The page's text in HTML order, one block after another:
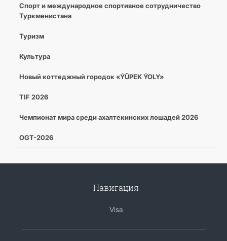
Спорт и международное спортивное сотрудничество
Туркменистана
Туризм
Культура
Новый коттеджный городок «ÝÜPEK ÝOLY»
TIF 2026
Чемпионат мира среди ахалтекинских лошадей 2026
OGT-2026
Навигация
Visa